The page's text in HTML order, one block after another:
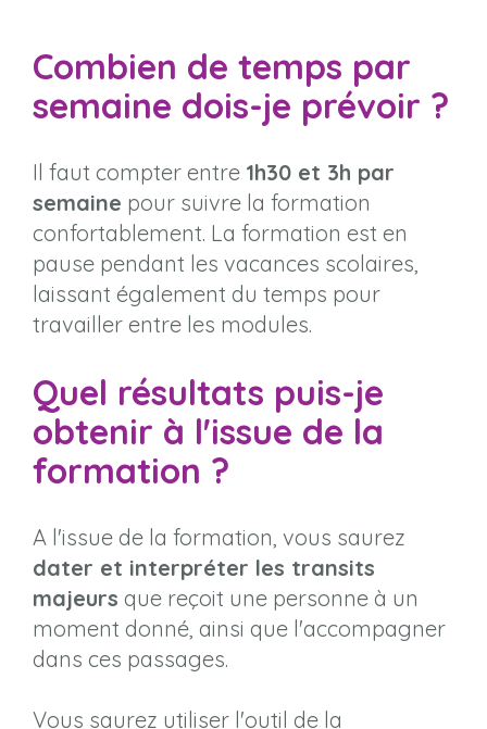
Combien de temps par
semaine dois-je prévoir ?
Il faut compter entre 1h30 et 3h par
semaine pour suivre la formation
confortablement. La formation est en
pause pendant les vacances scolaires,
laissant également du temps pour
travailler entre les modules.
Quel résultats puis-je
obtenir à l'issue de la
formation ?
A l'issue de la formation, vous saurez
dater et interpréter les transits
majeurs que reçoit une personne à un
moment donné, ainsi que l'accompagner
dans ces passages.
Vous saurez utiliser l'outil de la